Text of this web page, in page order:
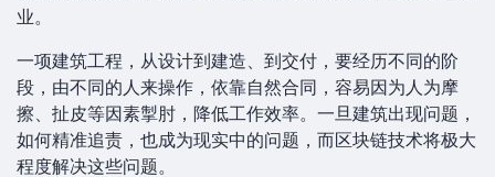
业。
一项建筑工程，从设计到建造、到交付，要经历不同的阶
段，由不同的人来操作，依靠自然合同，容易因为人为摩
擦、扯皮等因素掣肘，降低工作效率。一旦建筑出现问题，
如何精准追责，也成为现实中的问题，而区块链技术将极大
程度解决这些问题。